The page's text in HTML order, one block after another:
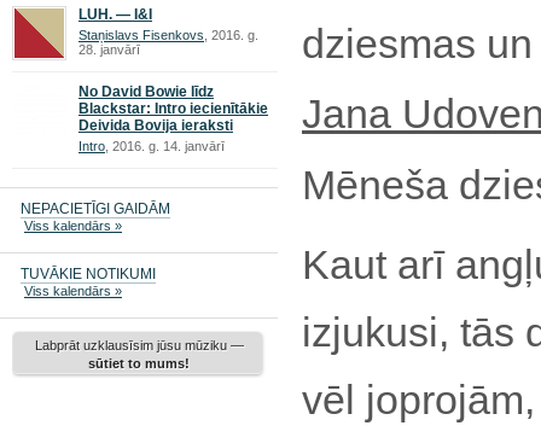
LUH. — I&I
Staņislavs Fisenkovs , 2016. g.
28. janvārī
No David Bowie līdz
Blackstar: Intro iecienītākie
Deivida Bovija ieraksti
Intro , 2016. g. 14. janvārī
NEPACIETĪGI GAIDĀM
Viss kalendārs »
TUVĀKIE NOTIKUMI
Viss kalendārs »
Labprāt uzklausīsim jūsu mūziku —
sūtiet to mums!
dziesmas
Jana
Mēneša
Kaut arī
izjukusi, tās
vēl